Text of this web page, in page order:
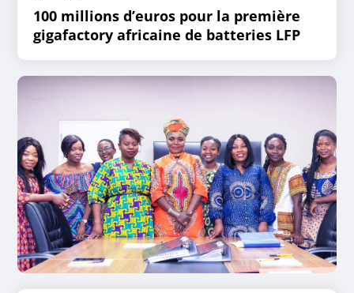
100 millions d’euros pour la première
gigafactory africaine de batteries LFP